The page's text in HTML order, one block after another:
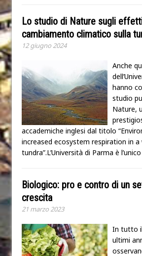
Lo studio di Nature sugli
cambiamento climatico sulla
12 giugno 2024
Anche
hanno
studio
Nature,
accademiche inglesi dal titolo
increased ecosystem respiration in a
tundra”.L’Università di Parma è
Biologico: pro e contro di un
crescita
21 marzo 2023
In tutto
ultimi